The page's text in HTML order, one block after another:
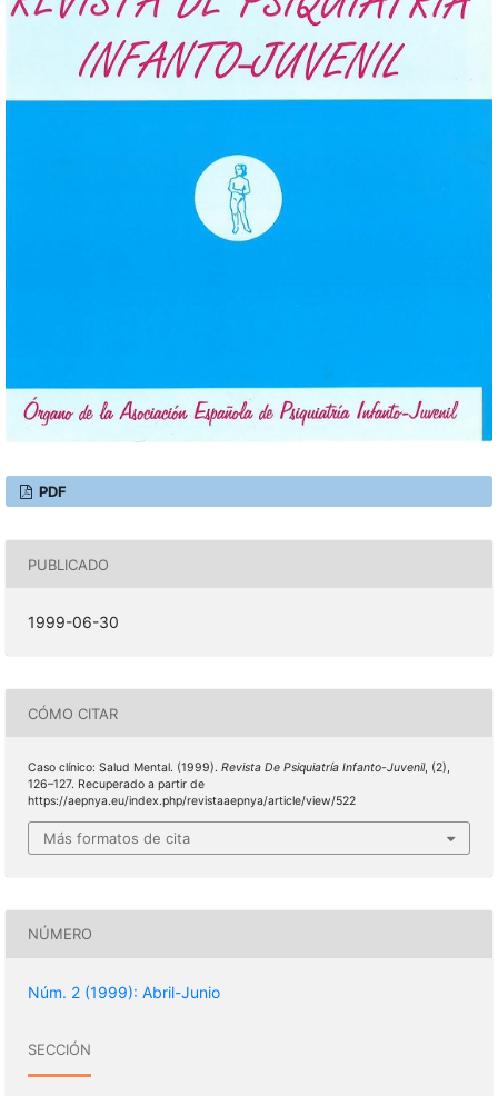
PDF
PUBLICADO
1999-06-30
CÓMO CITAR
Caso clínico: Salud Mental. (1999). Revista De Psiquiatría Infanto-Juvenil, (2),
126–127. Recuperado a partir de
https://aepnya.eu/index.php/revistaaepnya/article/view/522
Más formatos de cita
NÚMERO
Núm. 2 (1999): Abril-Junio
SECCIÓN